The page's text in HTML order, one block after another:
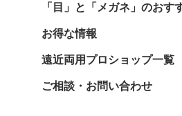
「目」と「メガネ」のおす
お得な情報
遠近両用プロショップ一覧
ご相談・お問い合わせ